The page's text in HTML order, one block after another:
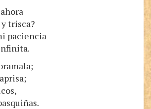
trisca?
paciencia